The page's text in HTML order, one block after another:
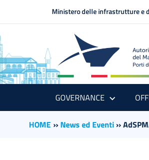
Ministero delle infrastrutture e
GOVERNANCE
HOME ›› News ed Eventi››